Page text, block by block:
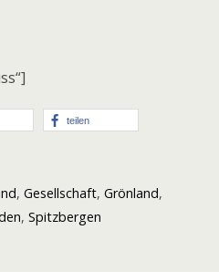
teilen
, Gesellschaft, Grönland,
, Spitzbergen